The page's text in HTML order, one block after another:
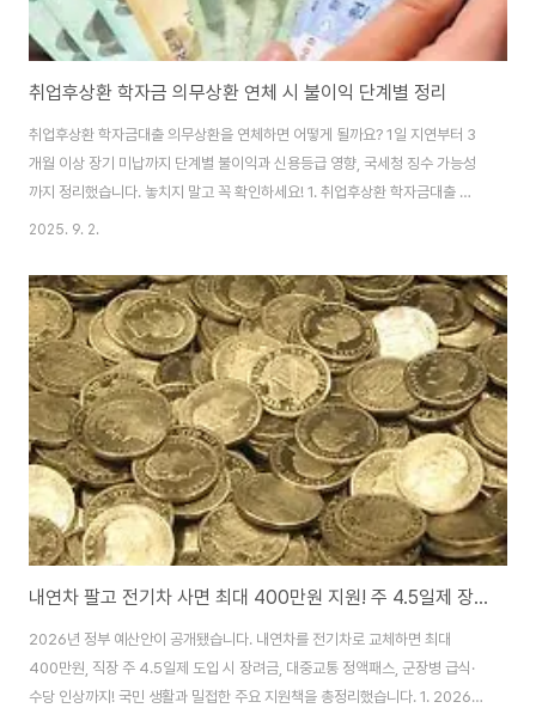
취업후상환 학자금 의무상환 연체 시 불이익 단계별 정리
취업후상환 학자금대출 의무상환을 연체하면 어떻게 될까요? 1일 지연부터 3
개월 이상 장기 미납까지 단계별 불이익과 신용등급 영향, 국세청 징수 가능성
까지 정리했습니다. 놓치지 말고 꼭 확인하세요! 1. 취업후상환 학자금대출 의
무상환제도란? 취업후상환 학자금대출(ICL, Income Contingent Loan)은
득 이상이 되면 그 소득에 따라 상환을 시작하는 제도입니다.상환 시점: 연 소득
이 일정 기준 이상일 때 자동 의무상환 발생상환 방식: 국세청이 소득을 기준으
로 고지서를 발부 → 지정 기한 내 납부장점: 소득이 없으면 납부 유예 가능하
지만 한 가지 중요한 점은, **의무상환 고지서를 제때 납부하지 않을 경우 ‘연
체..
2025. 9. 2.
내연차 팔고 전기차 사면 최대 400만원 지원! 주 4.5일제 장려금까지 담긴 2026년 예산안 총정리
2026년 정부 예산안이 공개됐습니다. 내연차를 전기차로 교체하면 최대
400만원, 직장 주 4.5일제 도입 시 장려금, 대중교통 정액패스, 군장병 급식·
수당 인상까지! 국민 생활과 밀접한 주요 지원책을 총정리했습니다. 1. 2026